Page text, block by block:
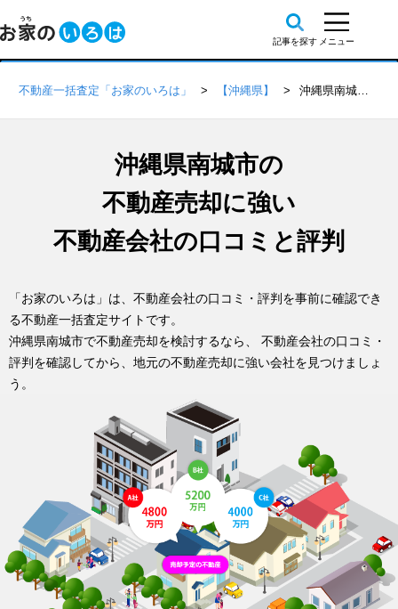
不動産一括査定「お家のいろは」 【沖縄県】 沖縄県南城市の不動産会社 口コミ・評判一覧
沖縄県南城市の
不動産売却に強い
不動産会社の口コミと評判
「お家のいろは」は、不動産会社の口コミ・評判を事前に確認でき
る不動産一括査定サイトです。
沖縄県南城市で不動産売却を検討するなら、 不動産会社の口コミ・
評判を確認してから、地元の不動産売却に強い会社を見つけましょ
う。